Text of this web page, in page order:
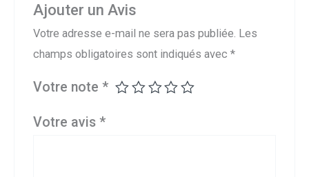
Ajouter un Avis
Votre adresse e-mail ne sera pas publiée. Les
champs obligatoires sont indiqués avec*
Votre note*
Votre avis*